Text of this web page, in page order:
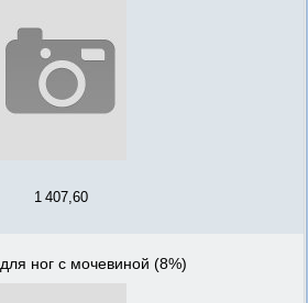
1 407,60
ног с мочевиной (8%)